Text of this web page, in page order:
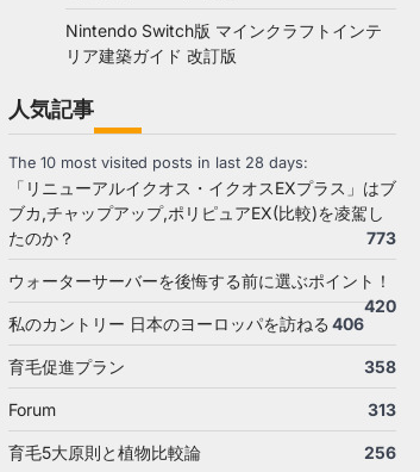
Nintendo Switch版 マインクラフトインテ
リア建築ガイド 改訂版
人気記事
The 10 most visited posts in last 28 days:
「リニューアルイクオス・イクオスEXプラス」はブ
ブカ,チャップアップ,ポリピュアEX(比較)を凌駕し
たのか？
773
ウォーターサーバーを後悔する前に選ぶポイント！
420
私のカントリー 日本のヨーロッパを訪ねる 406
育毛促進プラン 358
Forum 313
育毛5大原則と植物比較論 256